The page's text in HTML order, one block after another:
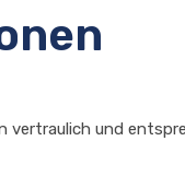
vertraulich und